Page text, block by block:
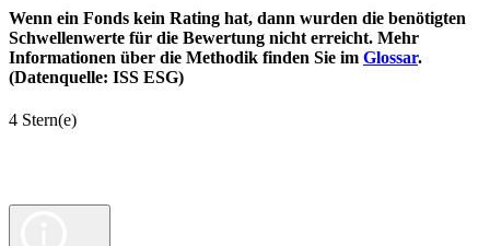
Wenn ein Fonds kein Rating hat, dann wurden die benötigten
Schwellenwerte für die Bewertung nicht erreicht. Mehr
Informationen über die Methodik finden Sie im Glossar.
(Datenquelle: ISS ESG)
4 Stern(e)